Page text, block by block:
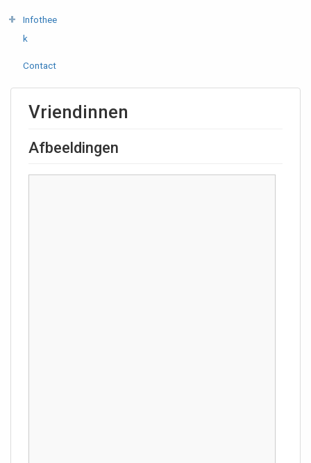
Infothee
k
Contact
Vriendinnen
Afbeeldingen